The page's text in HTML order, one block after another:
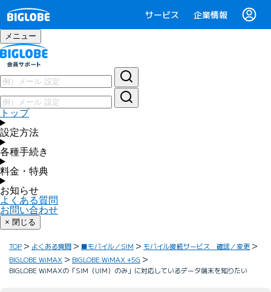
サービス 企業情報
メニュー
トップ
設定方法
各種手続き
料金・特典
お知らせ
よくある質問
お問い合わせ
× 閉じる
TOP よくある質問 ■モバイル／SIM
モバイル接続サービス 確認／変更
BIGLOBE WiMAX
BIGLOBE WiMAX +5G
BIGLOBE WiMAXの「SIM（UIM）のみ」に対応しているデータ端末を知りたい